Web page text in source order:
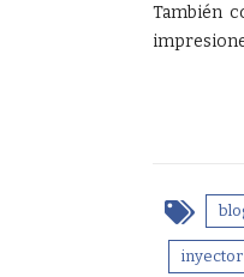
También
inyector